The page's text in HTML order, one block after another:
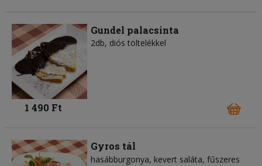
Gundel palacsinta
2db, diós töltelékkel
1 490 Ft
Gyros tál
hasábburgonya kevert saláta fűszeres